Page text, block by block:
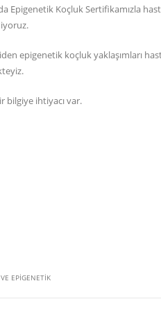
Epigenetik Koçluk Sertifikamızla
epigenetik koçluk yaklaşımları
bilgiye ihtiyacı var.
EPIGENETIK